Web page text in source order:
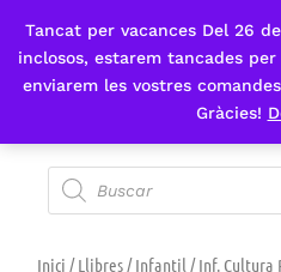
Tancat per vacances Del 26
inclosos, estarem tancades
enviarem les vostres
Gràcies!
Fes-te'n sòcia
Inici /Llibres/Infantil /Inf. Cultura